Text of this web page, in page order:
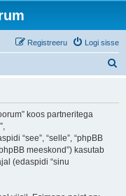
Logi sisse
Registreeru
koos partneritega
“see”, “selle”, “phpBB
meeskond”) kasutab
(edaspidi “sinu